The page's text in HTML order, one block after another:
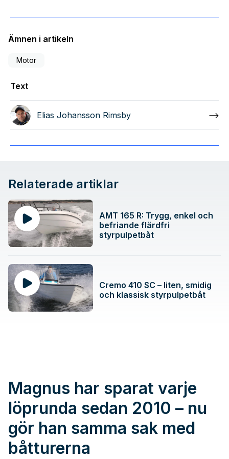
Ämnen i artikeln
Motor
Text
Elias Johansson Rimsby
Relaterade artiklar
AMT 165 R: Trygg, enkel och
befriande flärdfri
styrpulpetbåt
Cremo 410 SC – liten, smidig
och klassisk styrpulpetbåt
Magnus har sparat varje
löprunda sedan 2010 – nu
gör han samma sak med
båtturerna